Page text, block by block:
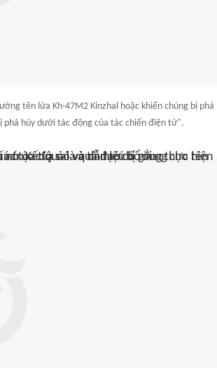
tên lửa Kh-47M2 Kinzhal hoặc khiến chúng bị phá
hủy dưới tác động của tác chiến điện tử".